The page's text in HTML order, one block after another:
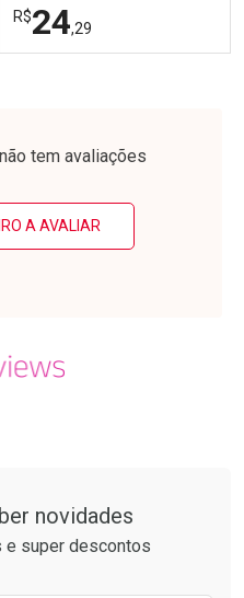
R$24,29
Laboratório
Por R$ 24,29/cada
Por Menos
tem avaliações
A AVALIAR
novidades
e super descontos